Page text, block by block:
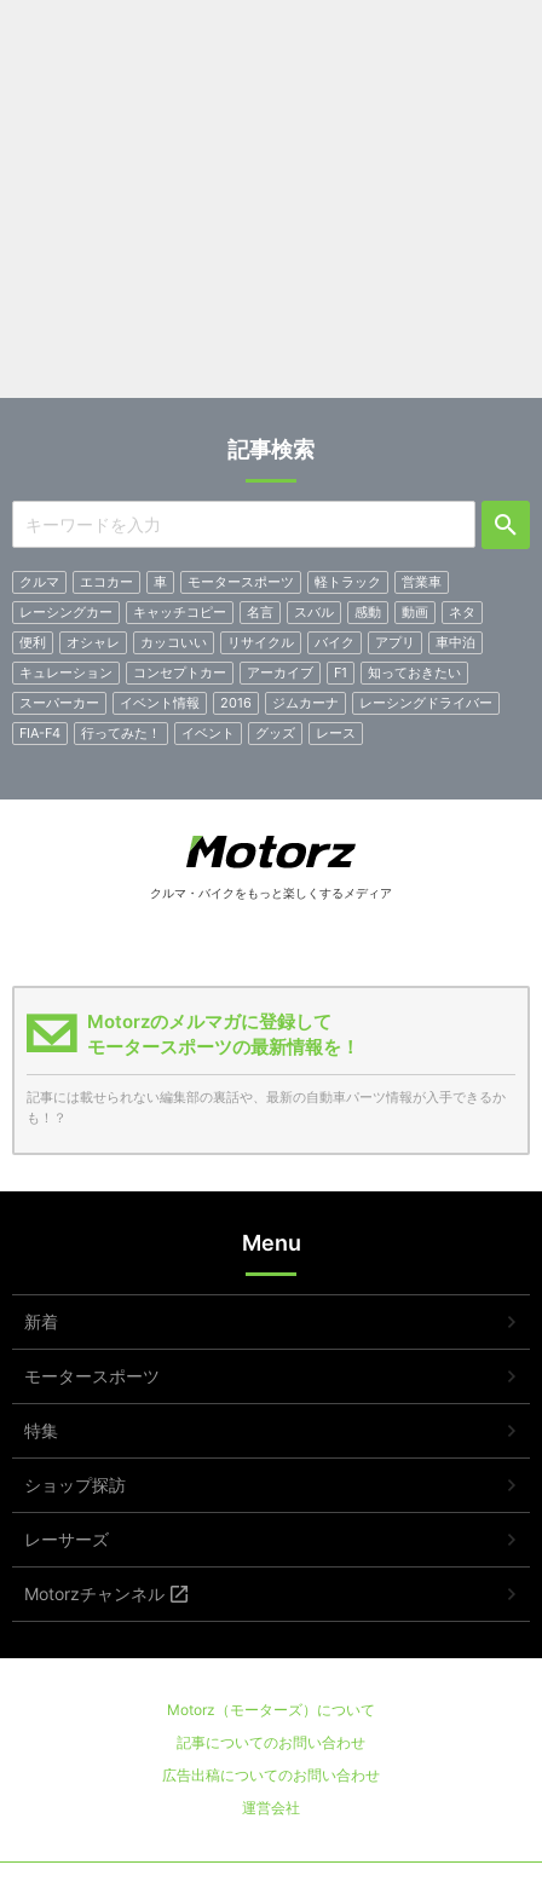
記事検索
クルマ エコカー 車 モータースポーツ 軽トラック
営業車
レーシングカー
キャッチコピー 名言 スバル 感動 動画
ネタ
便利
オシャレ カッコいい リサイクル バイク アプリ
車中泊
キュレーション
コンセプトカー アーカイブ F1
知っておきたい
スーパーカー
イベント情報 2016 ジムカーナ
レーシングドライバー
FIA-F4
行ってみた！ イベント グッズ レース
クルマ・バイクをもっと楽しくするメディア
Motorzのメルマガに登録して
モータースポーツの最新情報を！
記事には載せられない編集部の裏話や、最新の自動車パーツ情報が入手できるか
も！？
Menu
新着
モータースポーツ
特集
ショップ探訪
レーサーズ
Motorzチャンネル
Motorz（モーターズ）について
記事についてのお問い合わせ
広告出稿についてのお問い合わせ
運営会社